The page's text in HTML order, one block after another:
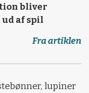
bliver
af spil
Fra artiklen
lupiner